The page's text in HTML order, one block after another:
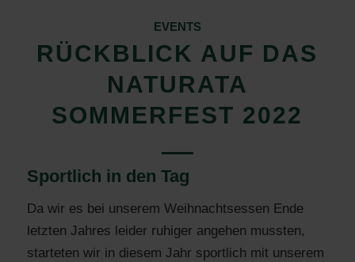
EVENTS
RÜCKBLICK AUF DAS
NATURATA
SOMMERFEST 2022
Sportlich in den Tag
Da wir es bei unserem Weihnachtsessen Ende
letzten Jahres leider ruhiger angehen mussten,
starteten wir in diesem Jahr sportlich mit unserem